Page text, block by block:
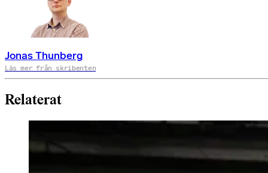
Jonas Thunberg
Läs mer från skribenten
Relaterat